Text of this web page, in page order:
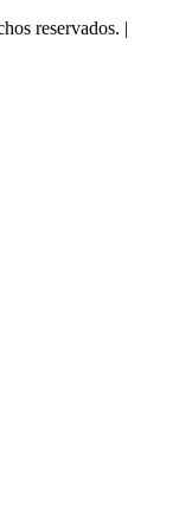
reservados. |